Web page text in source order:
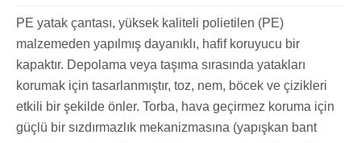
PE yatak çantası, yüksek kaliteli polietilen (PE)
malzemeden yapılmış dayanıklı, hafif koruyucu bir
kapaktır. Depolama veya taşıma sırasında yatakları
korumak için tasarlanmıştır, toz, nem, böcek ve çizikleri
etkili bir şekilde önler. Torba, hava geçirmez koruma için
güçlü bir sızdırmazlık mekanizmasına (yapışkan bant